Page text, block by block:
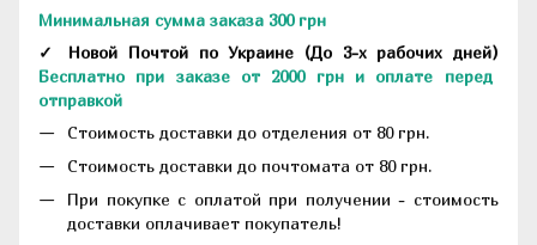
Минимальная сумма заказа 300 грн
✓ Новой Почтой по Украине (До 3-х рабочих дней)
Бесплатно при заказе от 2000 грн и оплате перед
отправкой
Стоимость доставки до отделения от 80 грн.
Стоимость доставки до почтомата от 80 грн.
При покупке с оплатой при получении - стоимость
доставки оплачивает покупатель!